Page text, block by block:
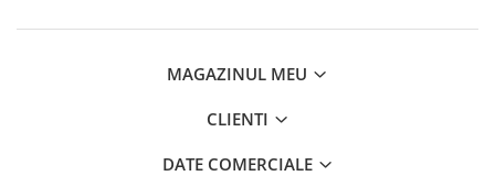
MAGAZINUL MEU
CLIENTI
DATE COMERCIALE